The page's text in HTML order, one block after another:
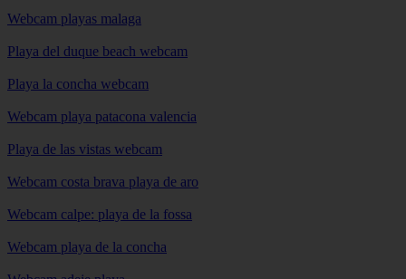
Webcam playas malaga
Playa del duque beach webcam
Playa la concha webcam
Webcam playa patacona valencia
Playa de las vistas webcam
Webcam costa brava playa de aro
Webcam calpe: playa de la fossa
Webcam playa de la concha